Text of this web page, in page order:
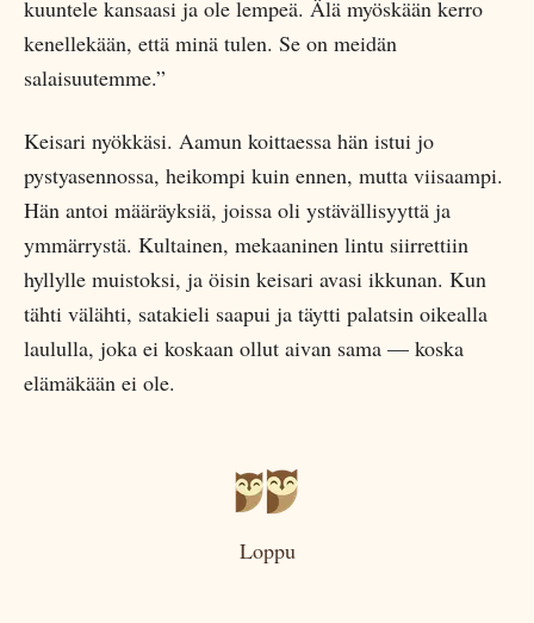
kuuntele kansaasi ja ole lempeä. Älä myöskään kerro
kenellekään, että minä tulen. Se on meidän
salaisuutemme.”
Keisari nyökkäsi. Aamun koittaessa hän istui jo
pystyasennossa, heikompi kuin ennen, mutta viisaampi.
Hän antoi määräyksiä, joissa oli ystävällisyyttä ja
ymmärrystä. Kultainen, mekaaninen lintu siirrettiin
hyllylle muistoksi, ja öisin keisari avasi ikkunan. Kun
tähti välähti, satakieli saapui ja täytti palatsin oikealla
laululla, joka ei koskaan ollut aivan sama — koska
elämäkään ei ole.
Loppu